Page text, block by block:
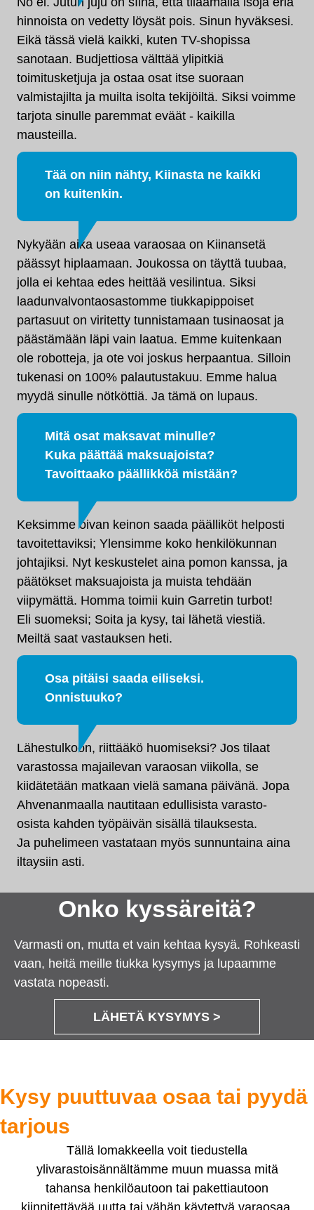
hinnoista on vedetty löysät pois. Sinun hyväksesi.
Eikä tässä vielä kaikki, kuten TV-shopissa
sanotaan. Budjettiosa välttää ylipitkiä
toimitusketjuja ja ostaa osat itse suoraan
valmistajilta ja muilta isolta tekijöiltä. Siksi voimme
tarjota sinulle paremmat eväät - kaikilla
mausteilla.
Tää on niin nähty, Kiinasta ne kaikki
on kuitenkin.
Nykyään aika useaa varaosaa on Kiinansetä
päässyt hiplaamaan. Joukossa on täyttä tuubaa,
jolla ei kehtaa edes heittää vesilintua. Siksi
laadunvalvontaosastomme tiukkapippoiset
partasuut on viritetty tunnistamaan tusinaosat ja
päästämään läpi vain laatua. Emme kuitenkaan
ole robotteja, ja ote voi joskus herpaantua. Silloin
tukenasi on 100% palautustakuu. Emme halua
myydä sinulle nötköttiä. Ja tämä on lupaus.
Mitä osat maksavat minulle?
Kuka päättää maksuajoista?
Tavoittaako päällikköä mistään?
Keksimme oivan keinon saada päälliköt helposti
tavoitettaviksi; Ylensimme koko henkilökunnan
johtajiksi. Nyt keskustelet aina pomon kanssa, ja
päätökset maksuajoista ja muista tehdään
viipymättä. Homma toimii kuin Garretin turbot!
Eli suomeksi; Soita ja kysy, tai lähetä viestiä.
Meiltä saat vastauksen heti.
Osa pitäisi saada eiliseksi.
Onnistuuko?
Lähestulkoon, riittääkö huomiseksi? Jos tilaat
varastossa majailevan varaosan viikolla, se
kiidätetään matkaan vielä samana päivänä. Jopa
Ahvenanmaalla nautitaan edullisista varasto-
osista kahden työpäivän sisällä tilauksesta.
Ja puhelimeen vastataan myös sunnuntaina aina
iltaysiin asti.
Onko kyssäreitä?
Varmasti on, mutta et vain kehtaa kysyä. Rohkeasti
vaan, heitä meille tiukka kysymys ja lupaamme
vastata nopeasti.
LÄHETÄ KYSYMYS >
Kysy puuttuvaa osaa tai pyydä
tarjous
Tällä lomakkeella voit tiedustella
ylivarastoisännältämme muun muassa mitä
tahansa henkilöautoon tai pakettiautoon